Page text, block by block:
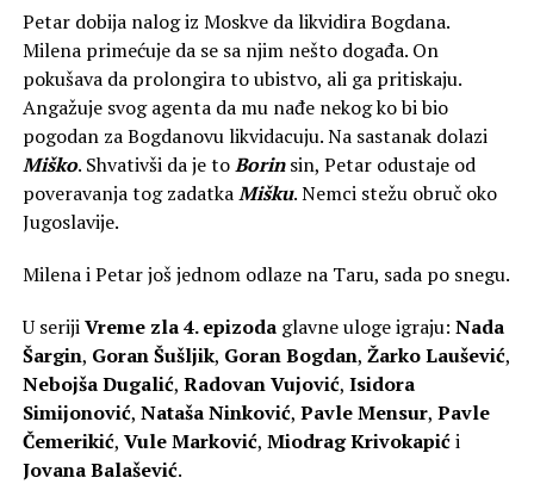
Petar dobija nalog iz Moskve da likvidira Bogdana.
Milena primećuje da se sa njim nešto događa. On
pokušava da prolongira to ubistvo, ali ga pritiskaju.
Angažuje svog agenta da mu nađe nekog ko bi bio
pogodan za Bogdanovu likvidacuju. Na sastanak dolazi
Miško. Shvativši da je toBorinsin, Petar odustaje od
poveravanja tog zadatkaMišku. Nemci stežu obruč oko
Jugoslavije.
Milena i Petar još jednom odlaze na Taru, sada po snegu.
U serijiVreme zla 4. epizodaglavne uloge igraju: Nada
Šargin, Goran Šušljik, Goran Bogdan, Žarko Laušević,
Nebojša Dugalić, Radovan Vujović, Isidora
Simijonović, Nataša Ninković, Pavle Mensur, Pavle
Čemerikić, Vule Marković, Miodrag Krivokapići
Jovana Balašević.